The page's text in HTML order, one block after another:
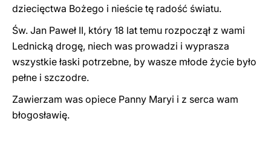
dziecięctwa Bożego i nieście tę radość światu.
Św. Jan Paweł II, który 18 lat temu rozpoczął z wami
Lednicką drogę, niech was prowadzi i wyprasza
wszystkie łaski potrzebne, by wasze młode życie było
pełne i szczodre.
Zawierzam was opiece Panny Maryi i z serca wam
błogosławię.